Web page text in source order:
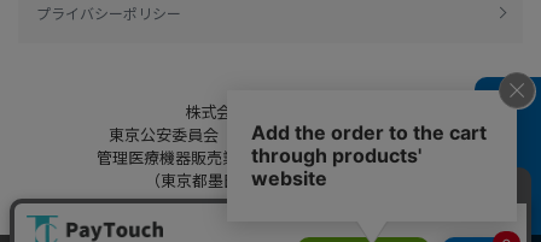
よくある質問
プライバシーポリシー
株式会社綿半ドットコム
東京公安委員会（許可済み） 306609804230号
管理医療機器販売業 届出日：平成27年11月19日
（東京都墨田区保健所生活衛生課）